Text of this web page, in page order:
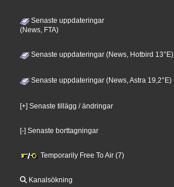
Senaste uppdateringar
(News, FTA)
Senaste uppdateringar (News, Hotbird 13°E)
Senaste uppdateringar (News, Astra 19,2°E)
[+] Senaste tillägg / ändringar
[-] Senaste borttagningar
Temporarily Free To Air (7)
Kanalsökning